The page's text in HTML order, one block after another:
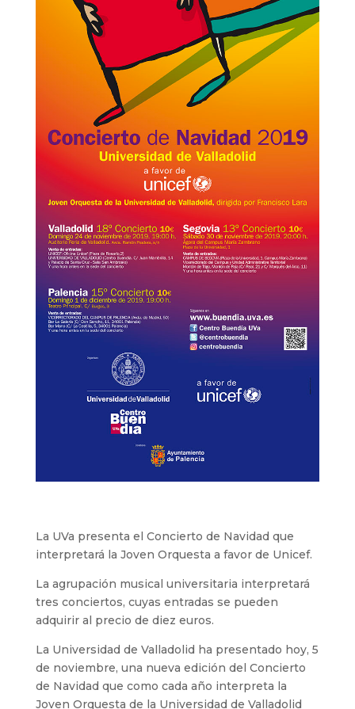
La UVa presenta el Concierto de Navidad que
interpretará la Joven Orquesta a favor de Unicef.
La agrupación musical universitaria interpretará
tres conciertos, cuyas entradas se pueden
adquirir al precio de diez euros.
La Universidad de Valladolid ha presentado hoy, 5
de noviembre, una nueva edición del Concierto
de Navidad que como cada año interpreta la
Joven Orquesta de la Universidad de Valladolid